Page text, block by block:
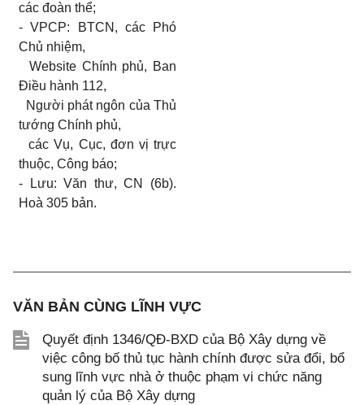
các đoàn thể;
- VPCP: BTCN, các Phó
Chủ nhiệm,
Website Chính phủ, Ban
Điều hành 112,
Người phát ngôn của Thủ
tướng Chính phủ,
các Vụ, Cục, đơn vị trực
thuộc, Công báo;
- Lưu: Văn thư, CN (6b).
Hoà 305 bản.
VĂN BẢN CÙNG LĨNH VỰC
Quyết định 1346/QĐ-BXD của Bộ Xây dựng về
việc công bố thủ tục hành chính được sửa đổi, bổ
sung lĩnh vực nhà ở thuộc phạm vi chức năng
quản lý của Bộ Xây dựng